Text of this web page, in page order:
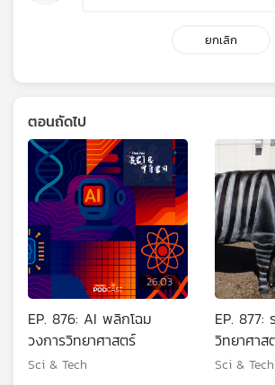
ยกเลิก
ตอนถัดไป
26:03
EP. 876: AI พลิกโฉม
วงการวิทยาศาสตร์
Sci & Tech
EP. 877:
วิทยาศา
Nobel
Sci & Tech